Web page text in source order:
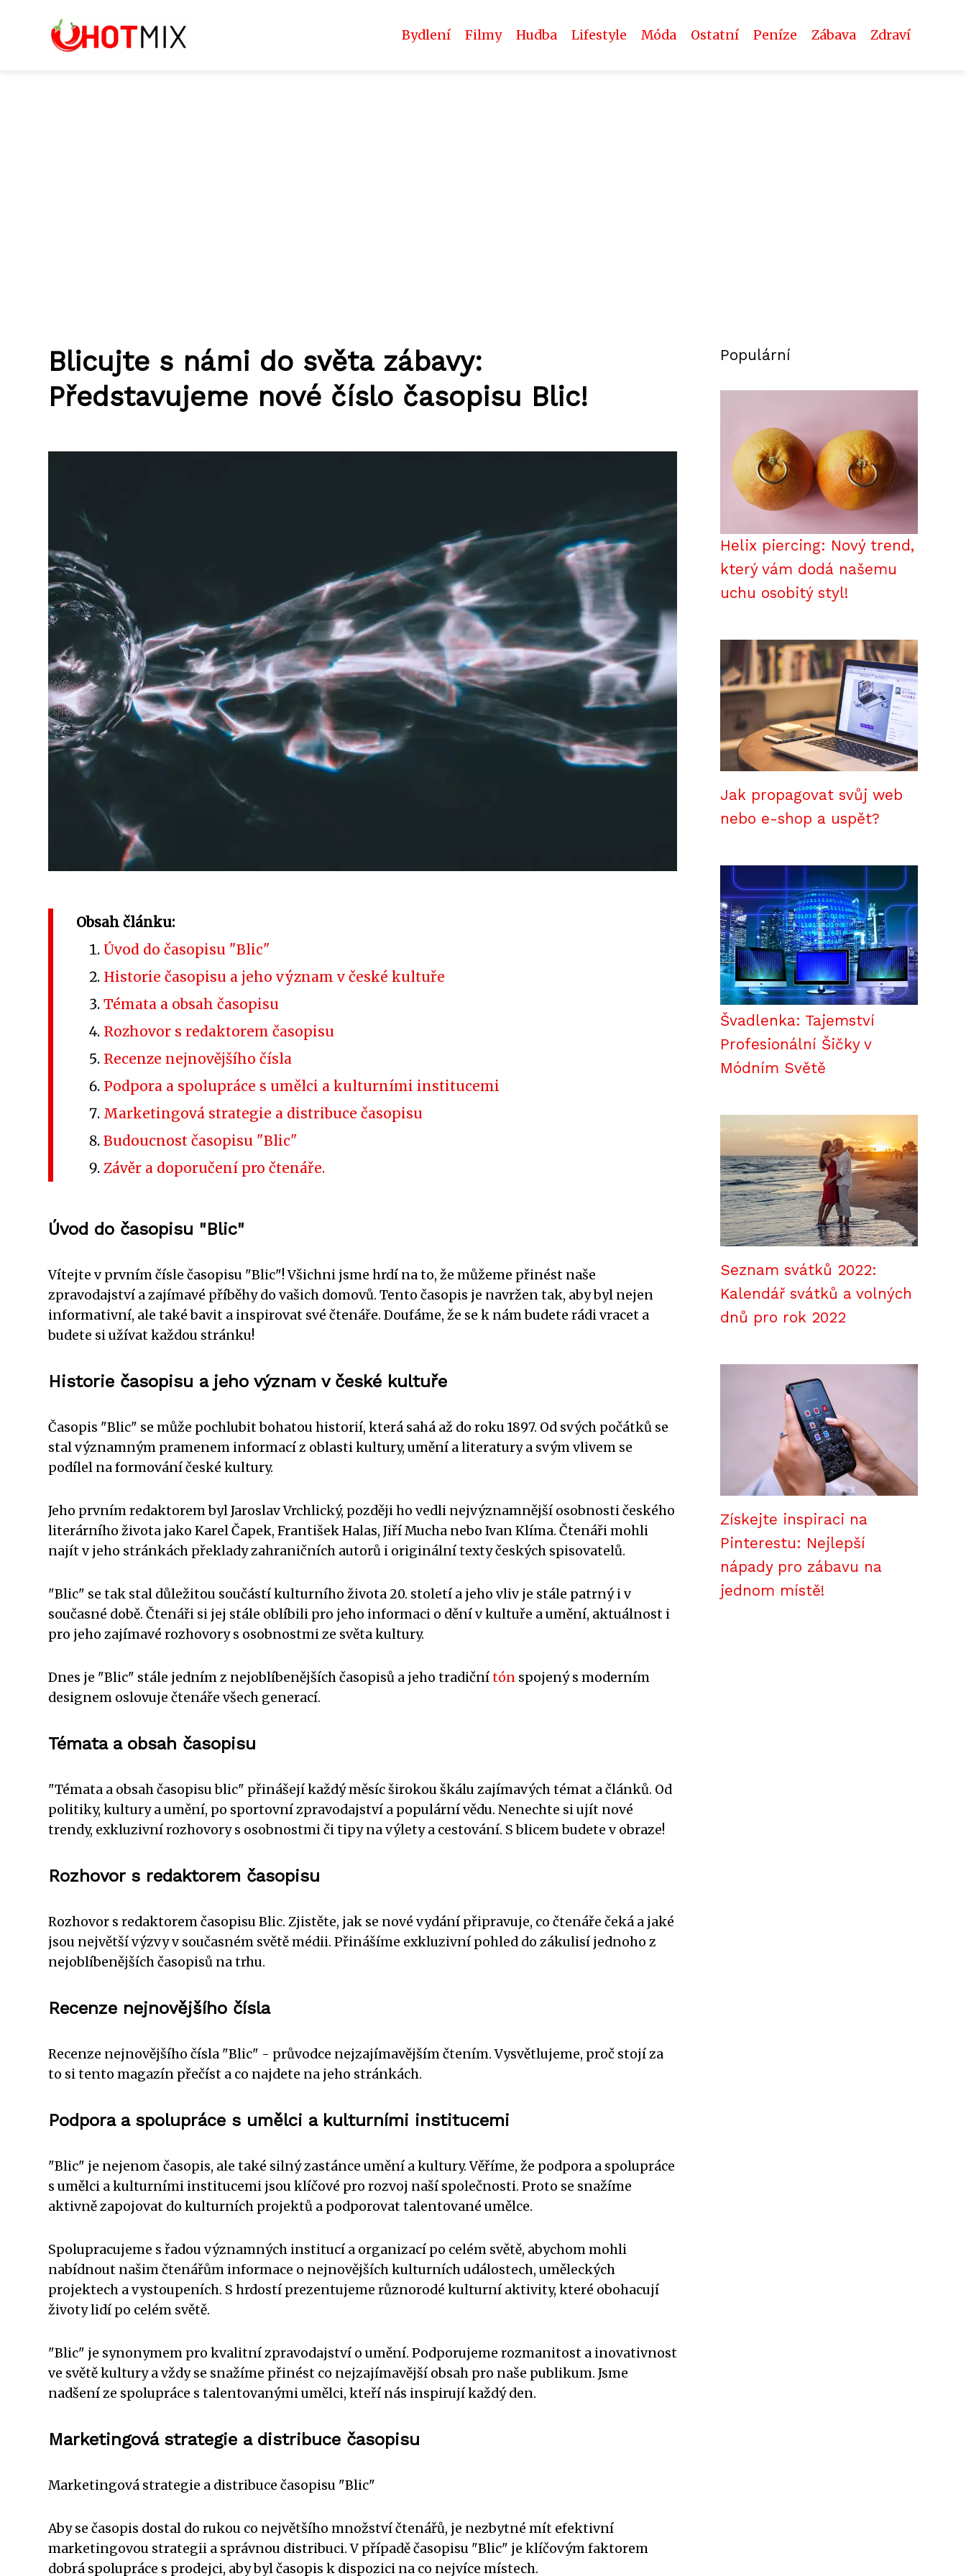
Bydlení Filmy Hudba Lifestyle Móda Ostatní Peníze Zábava Zdraví
Blicujte s námi do světa zábavy:
Představujeme nové číslo časopisu Blic!
Obsah článku:
Úvod do časopisu "Blic"
Historie časopisu a jeho význam v české kultuře
Témata a obsah časopisu
Rozhovor s redaktorem časopisu
Recenze nejnovějšího čísla
Podpora a spolupráce s umělci a kulturními institucemi
Marketingová strategie a distribuce časopisu
Budoucnost časopisu "Blic"
Závěr a doporučení pro čtenáře.
Úvod do časopisu "Blic"
Vítejte v prvním čísle časopisu "Blic"! Všichni jsme hrdí na to, že můžeme přinést naše
zpravodajství a zajímavé příběhy do vašich domovů. Tento časopis je navržen tak, aby byl nejen
informativní, ale také bavit a inspirovat své čtenáře. Doufáme, že se k nám budete rádi vracet a
budete si užívat každou stránku!
Historie časopisu a jeho význam v české kultuře
Časopis "Blic" se může pochlubit bohatou historií, která sahá až do roku 1897. Od svých počátků se
stal významným pramenem informací z oblasti kultury, umění a literatury a svým vlivem se
podílel na formování české kultury.
Jeho prvním redaktorem byl Jaroslav Vrchlický, později ho vedli nejvýznamnější osobnosti českého
literárního života jako Karel Čapek, František Halas, Jiří Mucha nebo Ivan Klíma. Čtenáři mohli
najít v jeho stránkách překlady zahraničních autorů i originální texty českých spisovatelů.
"Blic" se tak stal důležitou součástí kulturního života 20. století a jeho vliv je stále patrný i v
současné době. Čtenáři si jej stále oblíbili pro jeho informaci o dění v kultuře a umění, aktuálnost i
pro jeho zajímavé rozhovory s osobnostmi ze světa kultury.
Dnes je "Blic" stále jedním z nejoblíbenějších časopisů a jeho tradičnítón spojený s moderním
designem oslovuje čtenáře všech generací.
Témata a obsah časopisu
"Témata a obsah časopisu blic" přinášejí každý měsíc širokou škálu zajímavých témat a článků. Od
politiky, kultury a umění, po sportovní zpravodajství a populární vědu. Nenechte si ujít nové
trendy, exkluzivní rozhovory s osobnostmi či tipy na výlety a cestování. S blicem budete v obraze!
Rozhovor s redaktorem časopisu
Rozhovor s redaktorem časopisu Blic. Zjistěte, jak se nové vydání připravuje, co čtenáře čeká a jaké
jsou největší výzvy v současném světě médii. Přinášíme exkluzivní pohled do zákulisí jednoho z
nejoblíbenějších časopisů na trhu.
Recenze nejnovějšího čísla
Recenze nejnovějšího čísla "Blic" - průvodce nejzajímavějším čtením. Vysvětlujeme, proč stojí za
to si tento magazín přečíst a co najdete na jeho stránkách.
Podpora a spolupráce s umělci a kulturními institucemi
"Blic" je nejenom časopis, ale také silný zastánce umění a kultury. Věříme, že podpora a spolupráce
s umělci a kulturními institucemi jsou klíčové pro rozvoj naší společnosti. Proto se snažíme
aktivně zapojovat do kulturních projektů a podporovat talentované umělce.
Spolupracujeme s řadou významných institucí a organizací po celém světě, abychom mohli
nabídnout našim čtenářům informace o nejnovějších kulturních událostech, uměleckých
projektech a vystoupeních. S hrdostí prezentujeme různorodé kulturní aktivity, které obohacují
životy lidí po celém světě.
"Blic" je synonymem pro kvalitní zpravodajství o umění. Podporujeme rozmanitost a inovativnost
ve světě kultury a vždy se snažíme přinést co nejzajímavější obsah pro naše publikum. Jsme
nadšení ze spolupráce s talentovanými umělci, kteří nás inspirují každý den.
Marketingová strategie a distribuce časopisu
Marketingová strategie a distribuce časopisu "Blic"
Aby se časopis dostal do rukou co největšího množství čtenářů, je nezbytné mít efektivní
marketingovou strategii a správnou distribuci. V případě časopisu "Blic" je klíčovým faktorem
dobrá spolupráce s prodejci, aby byl časopis k dispozici na co nejvíce místech.
Populární
Helix piercing: Nový trend,
který vám dodá našemu
uchu osobitý styl!
Jak propagovat svůj web
nebo e-shop a uspět?
Švadlenka: Tajemství
Profesionální Šičky v
Módním Světě
Seznam svátků 2022:
Kalendář svátků a volných
dnů pro rok 2022
Získejte inspiraci na
Pinterestu: Nejlepší
nápady pro zábavu na
jednom místě!